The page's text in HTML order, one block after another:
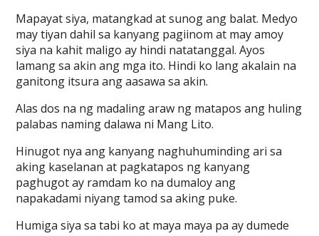
Mapayat siya, matangkad at sunog ang balat. Medyo
may tiyan dahil sa kanyang pagiinom at may amoy
siya na kahit maligo ay hindi natatanggal. Ayos
lamang sa akin ang mga ito. Hindi ko lang akalain na
ganitong itsura ang aasawa sa akin.
Alas dos na ng madaling araw ng matapos ang huling
palabas naming dalawa ni Mang Lito.
Hinugot nya ang kanyang naghuhuminding ari sa
aking kaselanan at pagkatapos ng kanyang
paghugot ay ramdam ko na dumaloy ang
napakadami niyang tamod sa aking puke.
Humiga siya sa tabi ko at maya maya pa ay dumede